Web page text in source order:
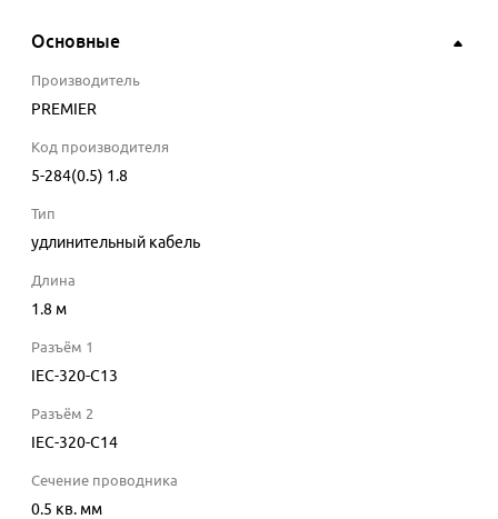
Основные
Производитель
PREMIER
Код производителя
5-284(0.5) 1.8
Тип
удлинительный кабель
Длина
1.8 м
Разъём 1
IEC-320-C13
Разъём 2
IEC-320-C14
Сечение проводника
0.5 кв. мм